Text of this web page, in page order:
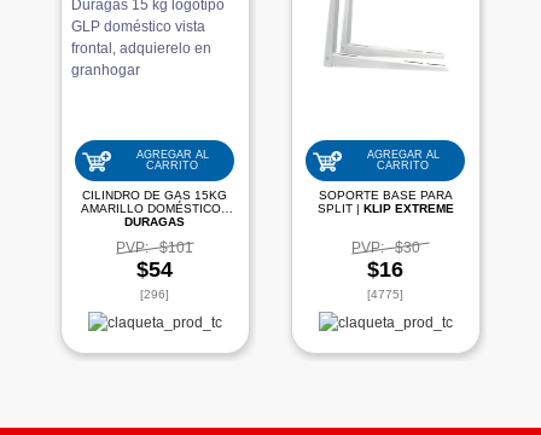
AGREGAR AL
CARRITO
CILINDRO DE GAS 15KG
AMARILLO DOMÉSTICO |
DURAGAS
PVP: $101
$54
[296]
AGREGAR AL
CARRITO
SOPORTE BASE PARA
KLIP EXTREME
PVP: $30
$16
[4775]